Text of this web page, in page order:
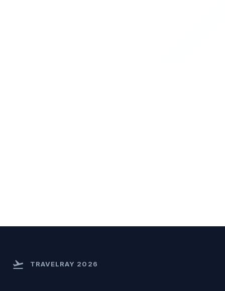
flight_takeoff TRAVELRAY 2026